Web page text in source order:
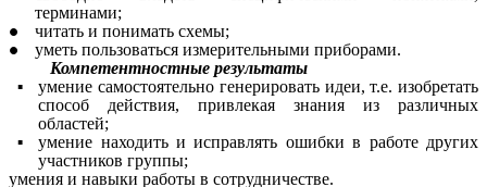
терминами;
читать и понимать схемы;
уметь пользоваться измерительными приборами.
Компетентностные результаты
умение самостоятельно генерировать идеи, т.е. изобретать
способ действия, привлекая знания из различных
областей;
умение находить и исправлять ошибки в работе других
участников группы;
умения и навыки работы в сотрудничестве.